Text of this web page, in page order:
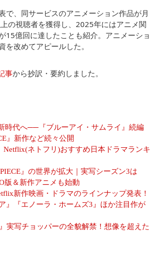
で、同サービスのアニメーション作品が月
の視聴者を獲得し、2025年にはアニメ関
15億回に達したことも紹介。アニメーショ
を改めてアピールした。
事から抄訳・要約しました。
時代へ──『ブルーアイ・サムライ』続編
』新作など続々公開
Netflix(ネトフリ)おすすめ日本ドラマランキ
』の世界が拡大｜実写シーズン3は
版＆新作アニメも始動
新作映画・ドラマのラインナップ発表！
『エノーラ・ホームズ3』ほか注目作が
』実写チョッパーの全貌解禁！想像を超えた